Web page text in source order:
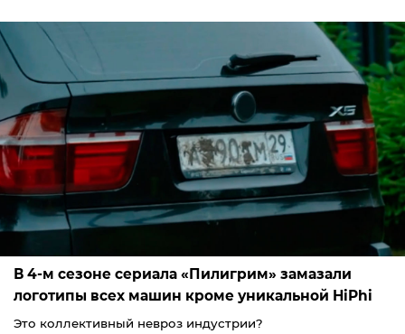
В 4-м сезоне сериала «Пилигрим» замазали
логотипы всех машин кроме уникальной HiPhi
Это коллективный невроз индустрии?